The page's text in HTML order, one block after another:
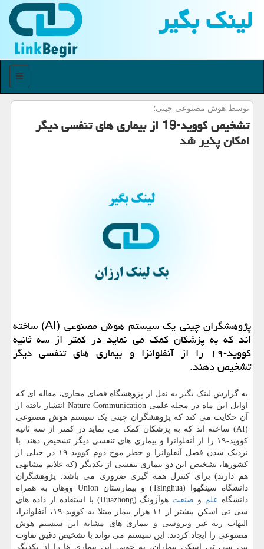
لینك بگیر
منو
توسط هوش مصنوعی چینی؛
تشخیص كووید-19 از بیماری های تنفسی دیگر
امكان پذیر شد
پژوهشگران چینی یك سیستم هوش مصنوعی (AI) ساخته
اند كه به پزشكان كمك می نماید در كمتر از سه ثانیه
كووید-۱۹ را از آنفلوانزا و بیماری های تنفسی دیگر
تشخیص دهند.
به گزارش لینک بگیر به نقل از پژوهشگاه فضای مجازی، مقاله ای که
اوایل این ماه در مجله علمی Nature Communication انتشار یافته از
آن حکایت می کند که پژوهشگران چینی یک سیستم هوش مصنوعی
(AI) ساخته اند که به پزشکان کمک می نماید در کمتر از سه ثانیه
کووید-۱۹ را از آنفلوانزا و بیماری های تنفسی دیگر تشخیص دهند. با
نزدیک شدن فصل آنفلوانزا و خطر موج دوم کووید-۱۹ در خیلی از
کشورها، تشخیص این دو بیماری تنفسی از یکدیگر (که علایم مشابهی
هم دارند) برای کنترل همه گیری ضروری می باشد. پژوهشگران
دانشگاه سینگهوا (Tsinghua) و بیمارستان Union ووهان به همراه
دانشگاه علم و صنعت
هوآژونگ (Huazhong) با استفاده از داده های
سی تی اسکن بیشتر از ۱۱ هزار بیمار مبتلا به کووید-۱۹، آنفلوانزا،
التهاب ریه غیر ویروسی و بیماری های مشابه این سیستم هوش
مصنوعی را ایجاد کردند. این سیستم می تواند با تشخیص دقیق تفاوت
بین سی تی اسکن بیماران، به خوبی این بیماری ها را از یکدیگر